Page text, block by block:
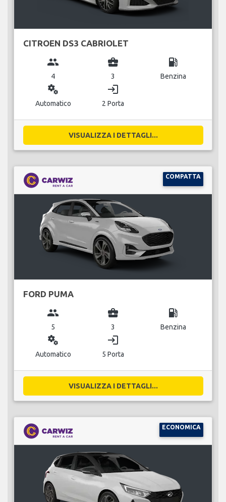
CITROEN DS3 CABRIOLET
group
4
business_center
3
local_gas_station
Benzina
miscellaneous_services
Automatico
login
2 Porta
VISUALIZZA I DETTAGLI...
COMPATTA
FORD PUMA
group
5
business_center
3
local_gas_station
Benzina
miscellaneous_services
Automatico
login
5 Porta
VISUALIZZA I DETTAGLI...
ECONOMICA